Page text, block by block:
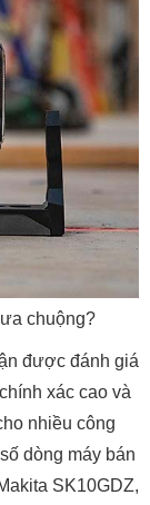
chuộng?
được đánh giá
xác cao và
nhiều công
dòng máy bán
SK10GDZ,